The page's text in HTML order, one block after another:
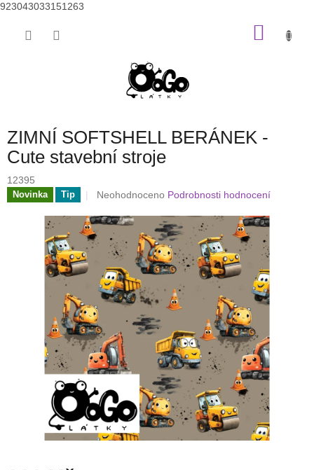
923043033151263
ZIMNÍ SOFTSHELL BERÁNEK -
Cute stavební stroje
12395
Novinka Tip
Průměrné
produktu
je
0,0
hvězdiček.
Neohodnoceno Podrobnosti hodnocení